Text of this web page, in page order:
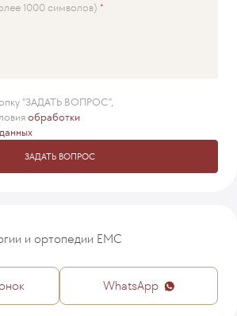
1000 символов)
"ЗАДАТЬ ВОПРОС",
обработки
ЗАДАТЬ ВОПРОС
и ортопедии EMC
WhatsApp